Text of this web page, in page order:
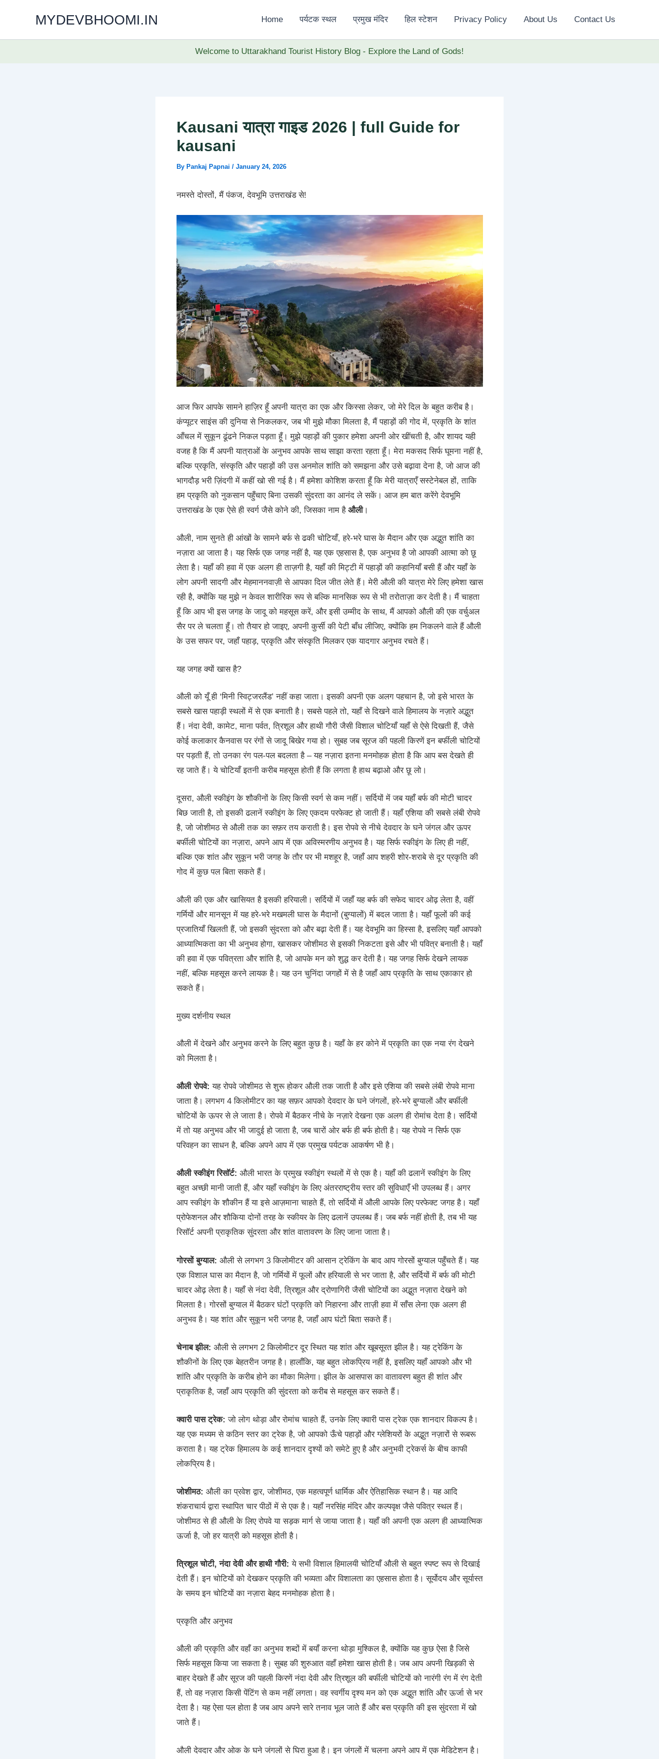
MYDEVBHOOMI.IN Home पर्यटक स्थल प्रमुख मंदिर हिल स्टेशन Privacy Policy About Us Contact Us
Welcome to Uttarakhand Tourist History Blog - Explore the Land of Gods!
Kausani यात्रा गाइड 2026 | full Guide for
kausani
By Pankaj Papnai / January 24, 2026
नमस्ते दोस्तों, मैं पंकज, देवभूमि उत्तराखंड से!
आज फिर आपके सामने हाज़िर हूँ अपनी यात्रा का एक और किस्सा लेकर, जो मेरे दिल के बहुत करीब है।
कंप्यूटर साइंस की दुनिया से निकलकर, जब भी मुझे मौका मिलता है, मैं पहाड़ों की गोद में, प्रकृति के शांत
आँचल में सुकून ढूंढने निकल पड़ता हूँ। मुझे पहाड़ों की पुकार हमेशा अपनी ओर खींचती है, और शायद यही
वजह है कि मैं अपनी यात्राओं के अनुभव आपके साथ साझा करता रहता हूँ। मेरा मकसद सिर्फ घूमना नहीं है,
बल्कि प्रकृति, संस्कृति और पहाड़ों की उस अनमोल शांति को समझना और उसे बढ़ावा देना है, जो आज की
भागदौड़ भरी ज़िंदगी में कहीं खो सी गई है। मैं हमेशा कोशिश करता हूँ कि मेरी यात्राएँ सस्टेनेबल हों, ताकि
हम प्रकृति को नुकसान पहुँचाए बिना उसकी सुंदरता का आनंद ले सकें। आज हम बात करेंगे देवभूमि
उत्तराखंड के एक ऐसे ही स्वर्ग जैसे कोने की, जिसका नाम है औली।
औली, नाम सुनते ही आंखों के सामने बर्फ से ढकी चोटियाँ, हरे-भरे घास के मैदान और एक अद्भुत शांति का
नज़ारा आ जाता है। यह सिर्फ एक जगह नहीं है, यह एक एहसास है, एक अनुभव है जो आपकी आत्मा को छू
लेता है। यहाँ की हवा में एक अलग ही ताज़गी है, यहाँ की मिट्टी में पहाड़ों की कहानियाँ बसी हैं और यहाँ के
लोग अपनी सादगी और मेहमाननवाज़ी से आपका दिल जीत लेते हैं। मेरी औली की यात्रा मेरे लिए हमेशा खास
रही है, क्योंकि यह मुझे न केवल शारीरिक रूप से बल्कि मानसिक रूप से भी तरोताज़ा कर देती है। मैं चाहता
हूँ कि आप भी इस जगह के जादू को महसूस करें, और इसी उम्मीद के साथ, मैं आपको औली की एक वर्चुअल
सैर पर ले चलता हूँ। तो तैयार हो जाइए, अपनी कुर्सी की पेटी बाँध लीजिए, क्योंकि हम निकलने वाले हैं औली
के उस सफर पर, जहाँ पहाड़, प्रकृति और संस्कृति मिलकर एक यादगार अनुभव रचते हैं।
यह जगह क्यों खास है?
औली को यूँ ही ‘मिनी स्विट्जरलैंड’ नहीं कहा जाता। इसकी अपनी एक अलग पहचान है, जो इसे भारत के
सबसे खास पहाड़ी स्थलों में से एक बनाती है। सबसे पहले तो, यहाँ से दिखने वाले हिमालय के नज़ारे अद्भुत
हैं। नंदा देवी, कामेट, माना पर्वत, त्रिशूल और हाथी गौरी जैसी विशाल चोटियाँ यहाँ से ऐसे दिखती हैं, जैसे
कोई कलाकार कैनवास पर रंगों से जादू बिखेर गया हो। सुबह जब सूरज की पहली किरणें इन बर्फीली चोटियों
पर पड़ती हैं, तो उनका रंग पल-पल बदलता है – यह नज़ारा इतना मनमोहक होता है कि आप बस देखते ही
रह जाते हैं। ये चोटियाँ इतनी करीब महसूस होती हैं कि लगता है हाथ बढ़ाओ और छू लो।
दूसरा, औली स्कीइंग के शौकीनों के लिए किसी स्वर्ग से कम नहीं। सर्दियों में जब यहाँ बर्फ की मोटी चादर
बिछ जाती है, तो इसकी ढलानें स्कीइंग के लिए एकदम परफेक्ट हो जाती हैं। यहाँ एशिया की सबसे लंबी रोपवे
है, जो जोशीमठ से औली तक का सफ़र तय कराती है। इस रोपवे से नीचे देवदार के घने जंगल और ऊपर
बर्फीली चोटियों का नज़ारा, अपने आप में एक अविस्मरणीय अनुभव है। यह सिर्फ स्कीइंग के लिए ही नहीं,
बल्कि एक शांत और सुकून भरी जगह के तौर पर भी मशहूर है, जहाँ आप शहरी शोर-शराबे से दूर प्रकृति की
गोद में कुछ पल बिता सकते हैं।
औली की एक और खासियत है इसकी हरियाली। सर्दियों में जहाँ यह बर्फ की सफेद चादर ओढ़ लेता है, वहीं
गर्मियों और मानसून में यह हरे-भरे मखमली घास के मैदानों (बुग्यालों) में बदल जाता है। यहाँ फूलों की कई
प्रजातियाँ खिलती हैं, जो इसकी सुंदरता को और बढ़ा देती हैं। यह देवभूमि का हिस्सा है, इसलिए यहाँ आपको
आध्यात्मिकता का भी अनुभव होगा, खासकर जोशीमठ से इसकी निकटता इसे और भी पवित्र बनाती है। यहाँ
की हवा में एक पवित्रता और शांति है, जो आपके मन को शुद्ध कर देती है। यह जगह सिर्फ देखने लायक
नहीं, बल्कि महसूस करने लायक है। यह उन चुनिंदा जगहों में से है जहाँ आप प्रकृति के साथ एकाकार हो
सकते हैं।
मुख्य दर्शनीय स्थल
औली में देखने और अनुभव करने के लिए बहुत कुछ है। यहाँ के हर कोने में प्रकृति का एक नया रंग देखने
को मिलता है।
औली रोपवे: यह रोपवे जोशीमठ से शुरू होकर औली तक जाती है और इसे एशिया की सबसे लंबी रोपवे माना
जाता है। लगभग 4 किलोमीटर का यह सफ़र आपको देवदार के घने जंगलों, हरे-भरे बुग्यालों और बर्फीली
चोटियों के ऊपर से ले जाता है। रोपवे में बैठकर नीचे के नज़ारे देखना एक अलग ही रोमांच देता है। सर्दियों
में तो यह अनुभव और भी जादुई हो जाता है, जब चारों ओर बर्फ ही बर्फ होती है। यह रोपवे न सिर्फ एक
परिवहन का साधन है, बल्कि अपने आप में एक प्रमुख पर्यटक आकर्षण भी है।
औली स्कीइंग रिसॉर्ट: औली भारत के प्रमुख स्कीइंग स्थलों में से एक है। यहाँ की ढलानें स्कीइंग के लिए
बहुत अच्छी मानी जाती हैं, और यहाँ स्कीइंग के लिए अंतरराष्ट्रीय स्तर की सुविधाएँ भी उपलब्ध हैं। अगर
आप स्कीइंग के शौकीन हैं या इसे आज़माना चाहते हैं, तो सर्दियों में औली आपके लिए परफेक्ट जगह है। यहाँ
प्रोफेशनल और शौकिया दोनों तरह के स्कीयर के लिए ढलानें उपलब्ध हैं। जब बर्फ नहीं होती है, तब भी यह
रिसॉर्ट अपनी प्राकृतिक सुंदरता और शांत वातावरण के लिए जाना जाता है।
गोरसों बुग्याल: औली से लगभग 3 किलोमीटर की आसान ट्रेकिंग के बाद आप गोरसों बुग्याल पहुँचते हैं। यह
एक विशाल घास का मैदान है, जो गर्मियों में फूलों और हरियाली से भर जाता है, और सर्दियों में बर्फ की मोटी
चादर ओढ़ लेता है। यहाँ से नंदा देवी, त्रिशूल और द्रोणागिरी जैसी चोटियों का अद्भुत नज़ारा देखने को
मिलता है। गोरसों बुग्याल में बैठकर घंटों प्रकृति को निहारना और ताज़ी हवा में साँस लेना एक अलग ही
अनुभव है। यह शांत और सुकून भरी जगह है, जहाँ आप घंटों बिता सकते हैं।
चेनाब झील: औली से लगभग 2 किलोमीटर दूर स्थित यह शांत और खूबसूरत झील है। यह ट्रेकिंग के
शौकीनों के लिए एक बेहतरीन जगह है। हालाँकि, यह बहुत लोकप्रिय नहीं है, इसलिए यहाँ आपको और भी
शांति और प्रकृति के करीब होने का मौका मिलेगा। झील के आसपास का वातावरण बहुत ही शांत और
प्राकृतिक है, जहाँ आप प्रकृति की सुंदरता को करीब से महसूस कर सकते हैं।
क्वारी पास ट्रेक: जो लोग थोड़ा और रोमांच चाहते हैं, उनके लिए क्वारी पास ट्रेक एक शानदार विकल्प है।
यह एक मध्यम से कठिन स्तर का ट्रेक है, जो आपको ऊँचे पहाड़ों और ग्लेशियरों के अद्भुत नज़ारों से रूबरू
कराता है। यह ट्रेक हिमालय के कई शानदार दृश्यों को समेटे हुए है और अनुभवी ट्रेकर्स के बीच काफी
लोकप्रिय है।
जोशीमठ: औली का प्रवेश द्वार, जोशीमठ, एक महत्वपूर्ण धार्मिक और ऐतिहासिक स्थान है। यह आदि
शंकराचार्य द्वारा स्थापित चार पीठों में से एक है। यहाँ नरसिंह मंदिर और कल्पवृक्ष जैसे पवित्र स्थल हैं।
जोशीमठ से ही औली के लिए रोपवे या सड़क मार्ग से जाया जाता है। यहाँ की अपनी एक अलग ही आध्यात्मिक
ऊर्जा है, जो हर यात्री को महसूस होती है।
त्रिशूल चोटी, नंदा देवी और हाथी गौरी: ये सभी विशाल हिमालयी चोटियाँ औली से बहुत स्पष्ट रूप से दिखाई
देती हैं। इन चोटियों को देखकर प्रकृति की भव्यता और विशालता का एहसास होता है। सूर्योदय और सूर्यास्त
के समय इन चोटियों का नज़ारा बेहद मनमोहक होता है।
प्रकृति और अनुभव
औली की प्रकृति और वहाँ का अनुभव शब्दों में बयाँ करना थोड़ा मुश्किल है, क्योंकि यह कुछ ऐसा है जिसे
सिर्फ महसूस किया जा सकता है। सुबह की शुरुआत वहाँ हमेशा खास होती है। जब आप अपनी खिड़की से
बाहर देखते हैं और सूरज की पहली किरणें नंदा देवी और त्रिशूल की बर्फीली चोटियों को नारंगी रंग में रंग देती
हैं, तो वह नज़ारा किसी पेंटिंग से कम नहीं लगता। वह स्वर्गीय दृश्य मन को एक अद्भुत शांति और ऊर्जा से भर
देता है। यह ऐसा पल होता है जब आप अपने सारे तनाव भूल जाते हैं और बस प्रकृति की इस सुंदरता में खो
जाते हैं।
औली देवदार और ओक के घने जंगलों से घिरा हुआ है। इन जंगलों में चलना अपने आप में एक मेडिटेशन है।